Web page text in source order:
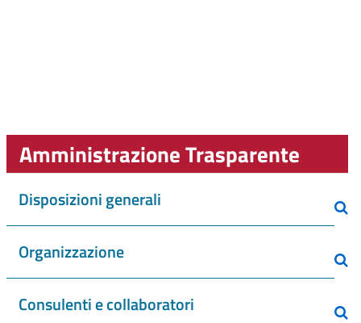
Amministrazione Trasparente
Disposizioni generali
Organizzazione
Consulenti e collaboratori